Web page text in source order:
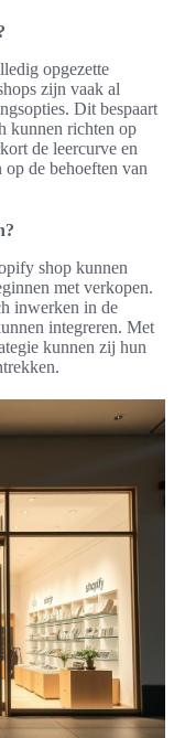
opgezette
zijn vaak al
Dit bespaart
kunnen richten op
de leercurve en
de behoeften van
shop kunnen
met verkopen.
inwerken in de
integreren. Met
kunnen zij hun